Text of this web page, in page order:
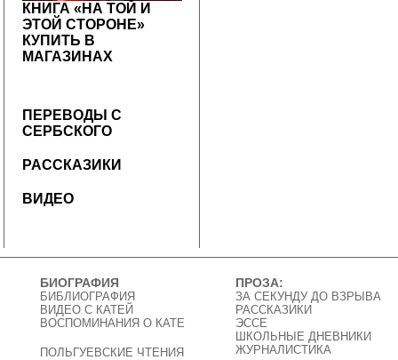
КНИГА «НА ТОЙ И
ЭТОЙ СТОРОНЕ»
КУПИТЬ В
МАГАЗИНАХ
ПЕРЕВОДЫ С
СЕРБСКОГО
РАССКАЗИКИ
ВИДЕО
БИОГРАФИЯ
БИБЛИОГРАФИЯ
ВИДЕО C КАТЕЙ
ВОСПОМИНАНИЯ О КАТЕ
ПОЛЬГУЕВСКИЕ ЧТЕНИЯ
ПРОЗА:
ЗА СЕКУНДУ ДО ВЗРЫВА
РАССКАЗИКИ
ЭССЕ
ШКОЛЬНЫЕ ДНЕВНИКИ
ЖУРНАЛИСТИКА